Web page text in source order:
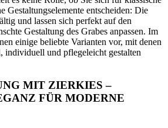
Gestaltungselemente entscheiden: Die
und lassen sich perfekt auf den
Gestaltung des Grabes anpassen. Im
einige beliebte Varianten vor, mit denen
individuell und pflegeleicht gestalten
MIT ZIERKIES –
FÜR MODERNE